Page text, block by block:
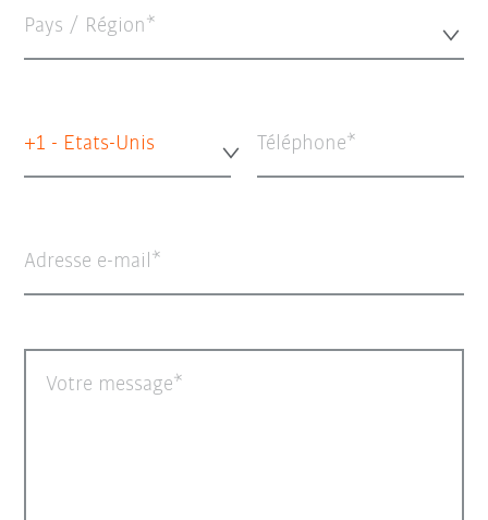
Pays / Région*
+1 - Etats-Unis Téléphone
Adresse e-mail
Votre message